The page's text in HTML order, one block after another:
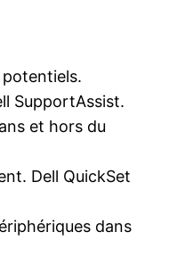
SupportAssist.
et hors du
Dell QuickSet
dans